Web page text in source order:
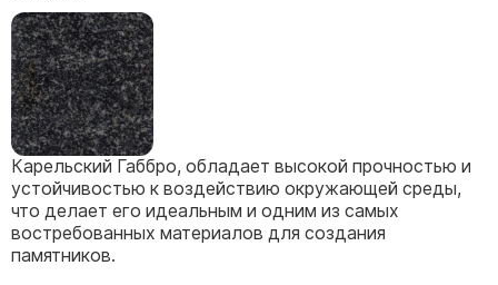
Памятники маме
Памятники жене
Памятники девушке
Карельский Габбро, обладает высокой прочностью и
устойчивостью к воздействию окружающей среды,
что делает его идеальным и одним из самых
востребованных материалов для создания
памятников.